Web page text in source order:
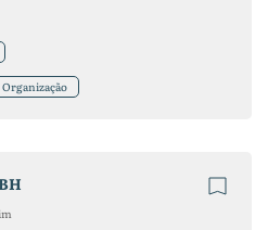
Organização